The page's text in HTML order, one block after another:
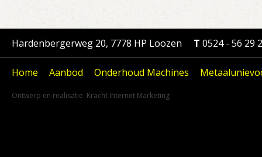
Hardenbergerweg 20, 7778 HP Loozen T 0524 - 56 29
Home Aanbod Onderhoud Machines
Ontwerp en realisatie: Kracht Internet Marketing